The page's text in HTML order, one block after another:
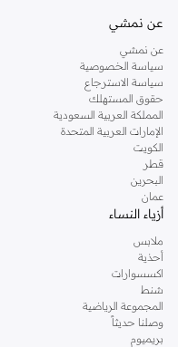
عن نمشي
عن نمشي
سياسة الخصوصية
سياسة الاسترجاع
حقوق المستهلك
المملكة العربية السعودية
الإمارات العربية المتحدة
الكويت
قطر
البحرين
عمان
أزياء النساء
ملابس
أحذية
اكسسوارات
شنط
المجموعة الرياضية
وصلنا حديثاً
بريميوم